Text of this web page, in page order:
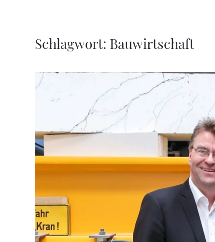
Schlagwort: Bauwirtschaft